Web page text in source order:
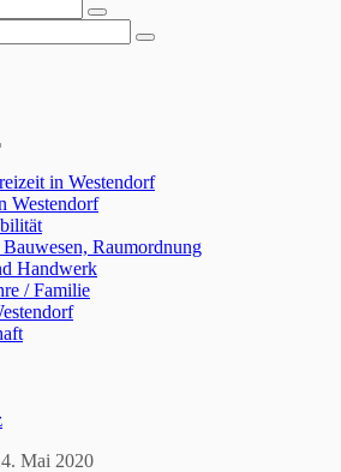
Suche
Suche
in Westendorf
Westendorf
Raumordnung
Handwerk
/ Familie
Mai 2020